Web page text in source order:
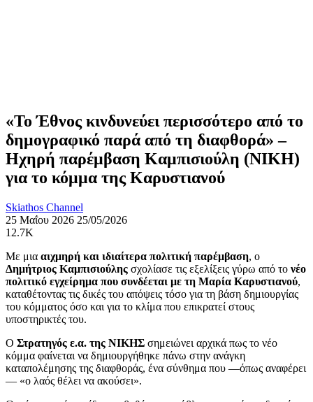
«Το Έθνος κινδυνεύει περισσότερο από το
δημογραφικό παρά από τη διαφθορά» –
Ηχηρή παρέμβαση Καμπισιούλη (ΝΙΚΗ)
για το κόμμα της Καρυστιανού
Skiathos Channel
25 Μαΐου 2026 25/05/2026
12.7K
Με μια αιχμηρή και ιδιαίτερα πολιτική παρέμβαση, ο
Δημήτριος Καμπισιούλης σχολίασε τις εξελίξεις γύρω από το νέο
πολιτικό εγχείρημα που συνδέεται με τη Μαρία Καρυστιανού,
καταθέτοντας τις δικές του απόψεις τόσο για τη βάση δημιουργίας
του κόμματος όσο και για το κλίμα που επικρατεί στους
υποστηρικτές του.
Ο Στρατηγός ε.α. της ΝΙΚΗΣ σημειώνει αρχικά πως το νέο
κόμμα φαίνεται να δημιουργήθηκε πάνω στην ανάγκη
καταπολέμησης της διαφθοράς, ένα σύνθημα που —όπως αναφέρει
— «ο λαός θέλει να ακούσει».